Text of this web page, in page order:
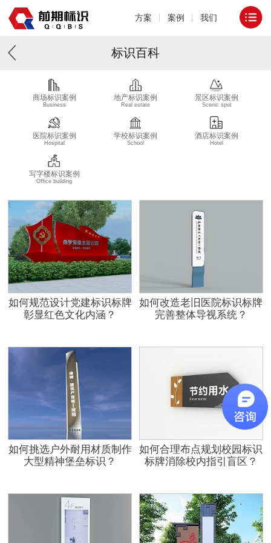
方案 案例 我们
标识百科
商场标识案例
Business
地产标识案例
Real estate
景区标识案例
Scenic spot
医院标识案例
Hospital
学校标识案例
School
酒店标识案例
Hotel
写字楼标识案例
Office building
如何规范设计党建标识标牌
彰显红色文化内涵？
如何改造老旧医院标识标牌
完善整体导视系统？
如何挑选户外耐用材质制作
大型精神堡垒标识？
如何合理布点规划校园标识
标牌消除校内指引盲区？